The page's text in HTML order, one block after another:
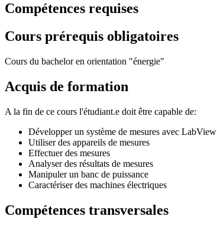
Compétences requises
Cours prérequis obligatoires
Cours du bachelor en orientation "énergie"
Acquis de formation
A la fin de ce cours l'étudiant.e doit être capable de:
Développer un système de mesures avec LabView
Utiliser des appareils de mesures
Effectuer des mesures
Analyser des résultats de mesures
Manipuler un banc de puissance
Caractériser des machines électriques
Compétences transversales